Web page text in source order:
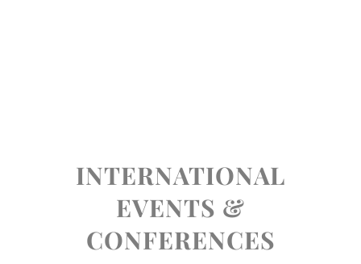
INTERNATIONAL
EVENTS &
CONFERENCES